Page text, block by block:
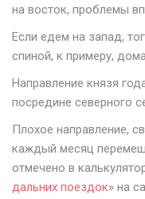
на восток, проблемы
Если едем на запад,
спиной, к примеру,
Направление князя
посредине северного
Плохое направление,
каждый месяц
отмечено в
дальних поездок» на